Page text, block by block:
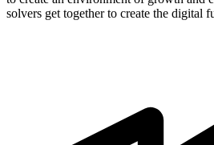
solvers get together to create the digital